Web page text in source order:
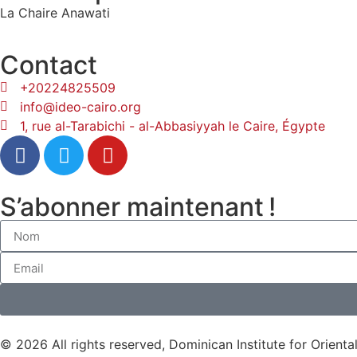
La Chaire Anawati
Contact
+20224825509
info@ideo-cairo.org
1, rue al-Tarabichi - al-Abbasiyyah le Caire, Égypte
S’abonner maintenant !
© 2026 All rights reserved, Dominican Institute for